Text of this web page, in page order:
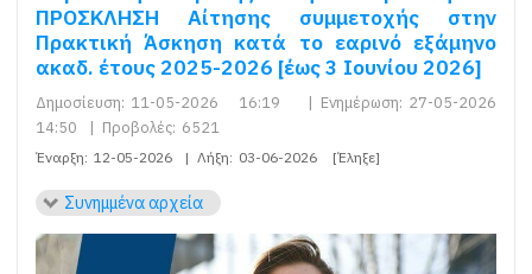
ΠΡΟΣΚΛΗΣΗ Αίτησης συμμετοχής στην
Πρακτική Άσκηση κατά το εαρινό εξάμηνο
ακαδ. έτους 2025-2026 [έως 3 Ιουνίου 2026]
Δημοσίευση: 11-05-2026 16:19 | Ενημέρωση: 27-05-2026
14:50
| Προβολές: 6521
Έναρξη: 12-05-2026 | Λήξη: 03-06-2026 [Έληξε]
Συνημμένα αρχεία